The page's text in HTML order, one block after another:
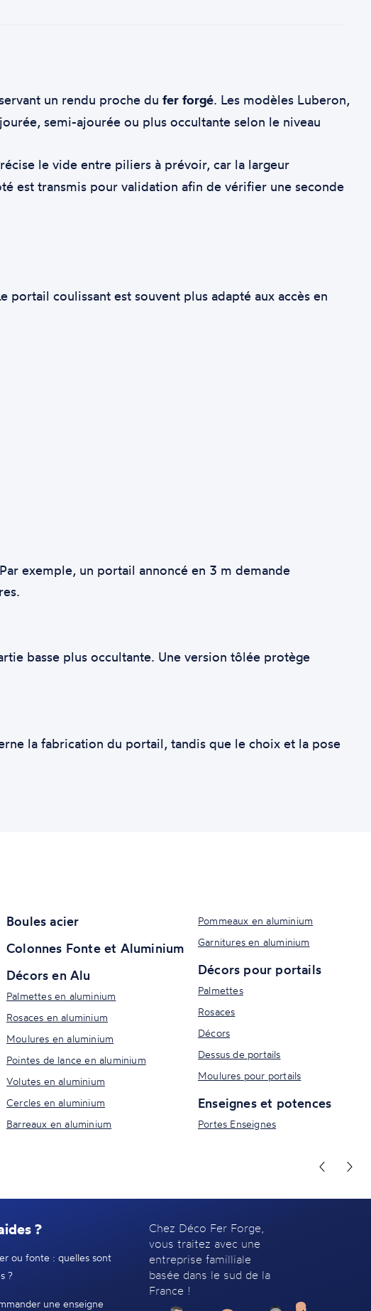
un rendu proche du fer forgé. Les modèles Luberon,
semi-ajourée ou plus occultante selon le niveau
le vide entre piliers à prévoir, car la largeur
est transmis pour validation afin de vérifier une seconde
coulissant est souvent plus adapté aux accès en
exemple, un portail annoncé en 3 m demande
basse plus occultante. Une version tôlée protège
la fabrication du portail, tandis que le choix et la pose
Boules acier
Colonnes Fonte et Aluminium
Décors en Alu
Palmettes en aluminium
Rosaces en aluminium
Moulures en aluminium
Pointes de lance en aluminium
Volutes en aluminium
Cercles en aluminium
Barreaux en aluminium
Pommeaux en aluminium
Garnitures en aluminium
Décors pour portails
Palmettes
Rosaces
Décors
Dessus de portails
Moulures pour portails
Enseignes et potences
Portes Enseignes
?
ou fonte : quelles sont
?
une enseigne
Chez Déco Fer Forge,
vous traitez avec une
entreprise familliale
basée dans le sud de la
France !